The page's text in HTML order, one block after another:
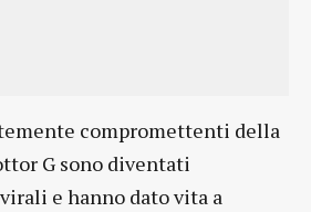
compromettenti della
G sono diventati
e hanno dato vita a